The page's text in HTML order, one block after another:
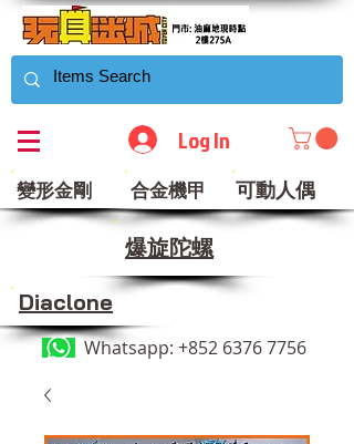
Log In
變形金剛 合金機甲 可動人偶
​爆旋陀螺
Diaclone
Whatsapp: +852 6376 7756